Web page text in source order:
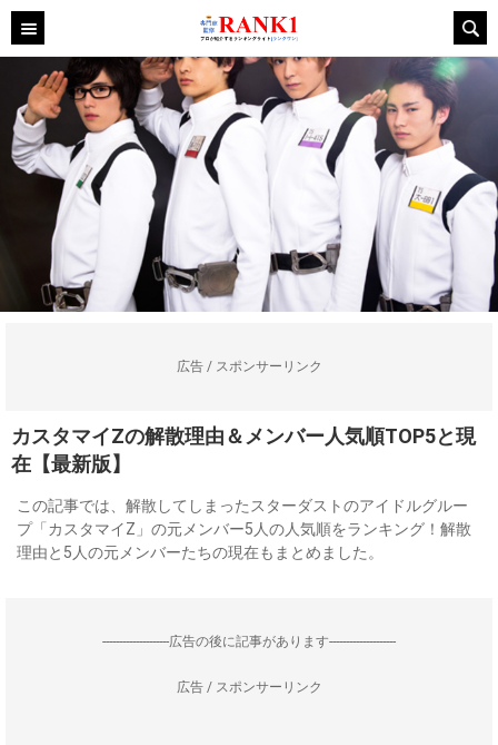
広告 / スポンサーリンク
カスタマイZの解散理由＆メンバー人気順TOP5と現
在【最新版】
この記事では、解散してしまったスターダストのアイドルグルー
プ「カスタマイZ」の元メンバー5人の人気順をランキング！解散
理由と5人の元メンバーたちの現在もまとめました。
--------------------広告の後に記事があります--------------------
広告 / スポンサーリンク